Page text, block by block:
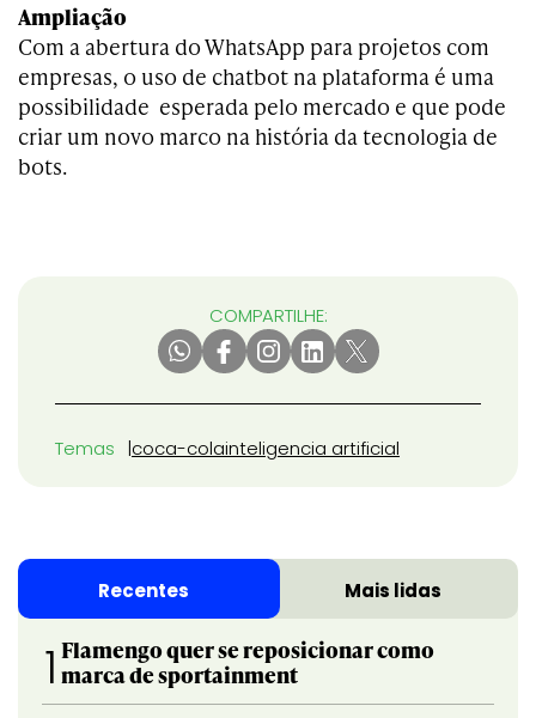
Ampliação
Com a abertura do WhatsApp para projetos com
empresas, o uso de chatbot na plataforma é uma
possibilidade esperada pelo mercado e que pode
criar um novo marco na história da tecnologia de
bots.
COMPARTILHE:
Temas coca-colainteligencia artificial
Recentes Mais lidas
1 Flamengo quer se reposicionar como
marca de sportainment